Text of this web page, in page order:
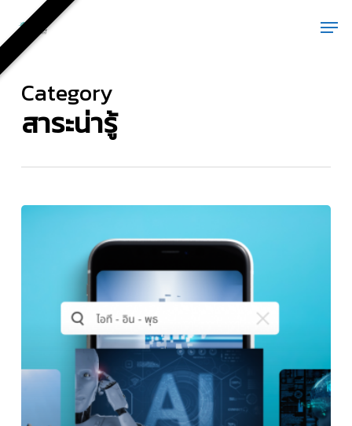
main
content
Category
สาระน่ารู้
ตัว